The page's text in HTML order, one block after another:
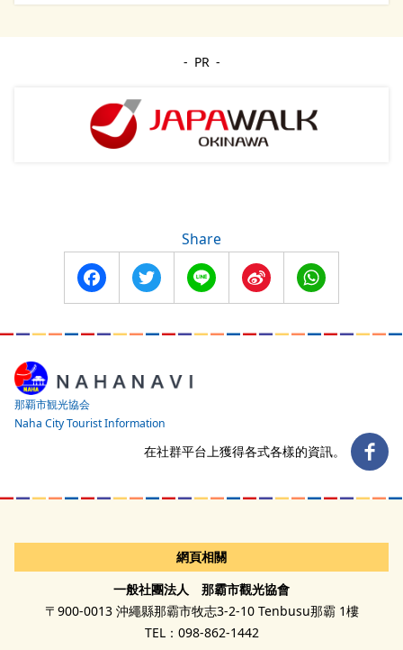
PR
Share
FacebookTwitter Line
Sina
Weibo
WhatsApp
那覇市観光協会
Naha City Tourist Information
在社群平台上獲得各式各樣的資訊。
網頁相關
一般社團法人 那霸市觀光協會
〒900-0013 沖繩縣那霸市牧志3-2-10 Tenbusu那霸 1樓
TEL：098-862-1442